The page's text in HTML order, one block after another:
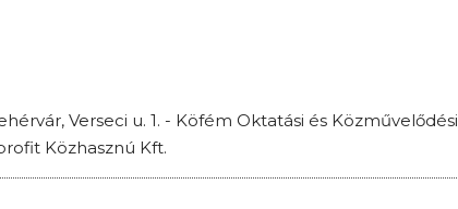
Verseci u. 1. - Köfém Oktatási és Közművelődési
Közhasznú Kft.